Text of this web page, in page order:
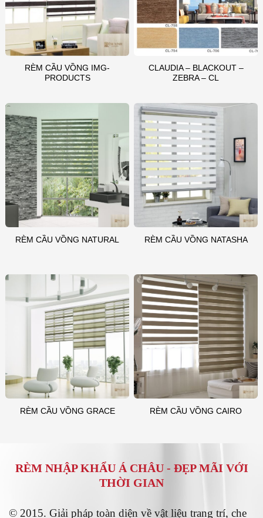
RÈM CẦU VỒNG IMG-
PRODUCTS
CLAUDIA – BLACKOUT –
ZEBRA – CL
RÈM CẦU VỒNG NATURAL RÈM CẦU VỒNG NATASHA
RÈM CẦU VỒNG GRACE RÈM CẦU VỒNG CAIRO
RÈM NHẬP KHẨU Á CHÂU - ĐẸP MÃI VỚI
THỜI GIAN
© 2015. Giải pháp toàn diện về vật liệu trang trí, che